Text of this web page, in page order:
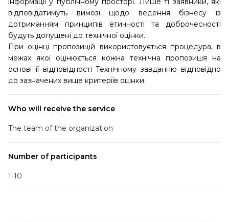
відповідатимуть вимозі щодо ведення бізнесу із
дотриманням принципів етичності та доброчесності
будуть допущені до технічної оцінки.
При оцінці пропозицій використовується процедура, в
межах якої оцінюється кожна технічна пропозиція на
основі її відповідності Технічному завданню відповідно
до зазначених вище критеріїв оцінки.
Who will receive the service
The team of the organization
Number of participants
1-10